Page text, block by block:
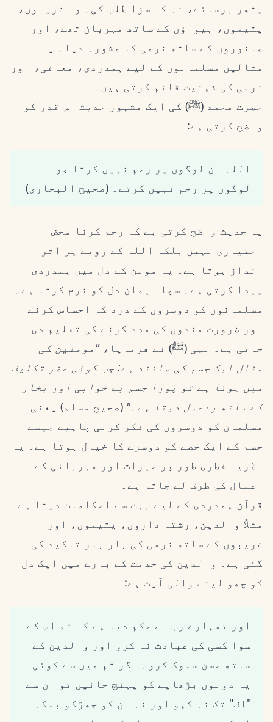
پتھر برسائے، نہ کہ سزا طلب کی۔ وہ غریبوں،
یتیموں، بیواؤں کے ساتھ مہربان تھے، اور
جانوروں کے ساتھ نرمی کا مشورہ دیا۔ یہ
مثالیں مسلمانوں کے لیے ہمدردی، معافی، اور
نرمی کی ذہنیت قائم کرتی ہیں۔
حضرت محمد (ﷺ) کی ایک مشہور حدیث اس قدر کو
واضح کرتی ہے:
اللہ ان لوگوں پر رحم نہیں کرتا جو
لوگوں پر رحم نہیں کرتے۔ (صحیح البخاری)
یہ حدیث واضح کرتی ہے کہ رحم کرنا محض
اختیاری نہیں بلکہ اللہ کے رویے پر اثر
انداز ہوتا ہے۔ یہ مومن کے دل میں ہمدردی
پیدا کرتی ہے۔ سچا ایمان دل کو نرم کرتا ہے۔
مسلمانوں کو دوسروں کے درد کا احساس کرنے
اور ضرورت مندوں کی مدد کرنے کی تعلیم دی
جاتی ہے۔ نبی (ﷺ) نے فرمایا،"مومنین کی
مثال ایک جسم کی مانند ہے: جب کوئی عضو تکلیف
میں ہوتا ہے تو پورا جسم بے خوابی اور بخار
کے ساتھ ردعمل دیتا ہے۔" (صحیح مسلم) یعنی
مسلمان کو دوسروں کی فکر کرنی چاہیے جیسے
جسم کے ایک حصے کو دوسرے کا خیال ہوتا ہے۔ یہ
نظریہ فطری طور پر خیرات اور مہربانی کے
اعمال کی طرف لے جاتا ہے۔
قرآن ہمدردی کے لیے بہت سے احکامات دیتا ہے۔
مثلاً والدین، رشتہ داروں، یتیموں، اور
غریبوں کے ساتھ نرمی کی بار بار تاکید کی
گئی ہے۔ والدین کی خدمت کے بارے میں ایک دل
کو چھو لینے والی آیت ہے:
اور تمہارے رب نے حکم دیا ہے کہ تم اس کے
سوا کسی کی عبادت نہ کرو اور والدین کے
ساتھ حسن سلوک کرو۔ اگر تم میں سے کوئی
یا دونوں بڑھاپے کو پہنچ جائیں تو ان سے
"اف" تک نہ کہو اور نہ ان کو جھڑکو بلکہ